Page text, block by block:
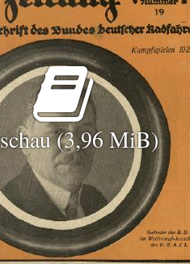
(3,96 MiB)